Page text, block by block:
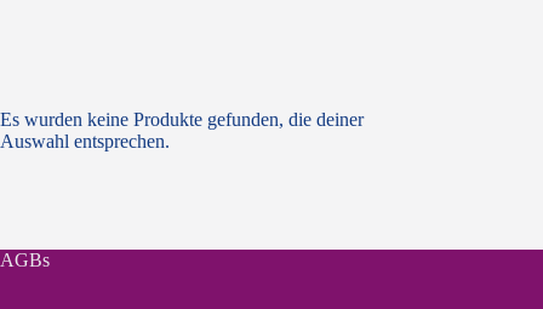
Es wurden keine Produkte gefunden, die deiner
Auswahl entsprechen.
AGBs